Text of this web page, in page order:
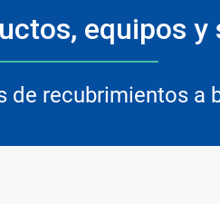
equipos y
de recubrimientos a